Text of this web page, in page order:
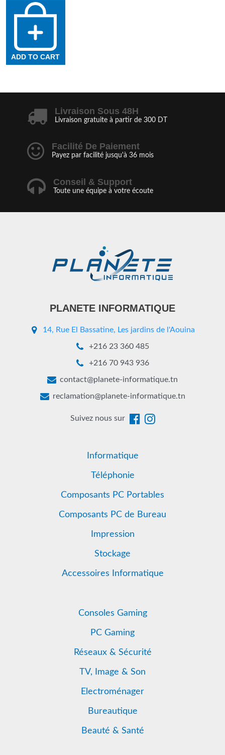
ADD TO CART
Livraison Sous 48H
Livraison gratuite à partir de 300 DT
Facilité De Paiement
Payez par facilité jusqu'à 36 mois
Conseil & Support
Toute une équipe à votre écoute
PLANETE INFORMATIQUE
14, Rue El Bassatine, Les jardins de l'Aouina
+216 23 360 485
+216 70 943 936
contact@planete-informatique.tn
reclamation@planete-informatique.tn
Suivez nous sur
Informatique
Téléphonie
Composants PC Portables
Composants PC de Bureau
Impression
Stockage
Accessoires Informatique
Consoles Gaming
PC Gaming
Réseaux & Sécurité
TV, Image & Son
Electroménager
Bureautique
Beauté & Santé